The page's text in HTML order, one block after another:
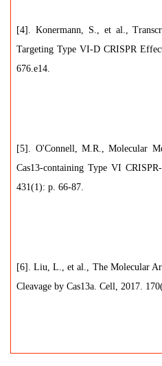
[4]. Konermann, S., et al.,
Targeting Type VI-D CRISPR
676.e14.
[5]. O'Connell, M.R., Molecular
Cas13-containing Type VI
431(1): p. 66-87.
[6]. Liu, L., et al., The Molecular
Cleavage by Cas13a. Cell, 2017.